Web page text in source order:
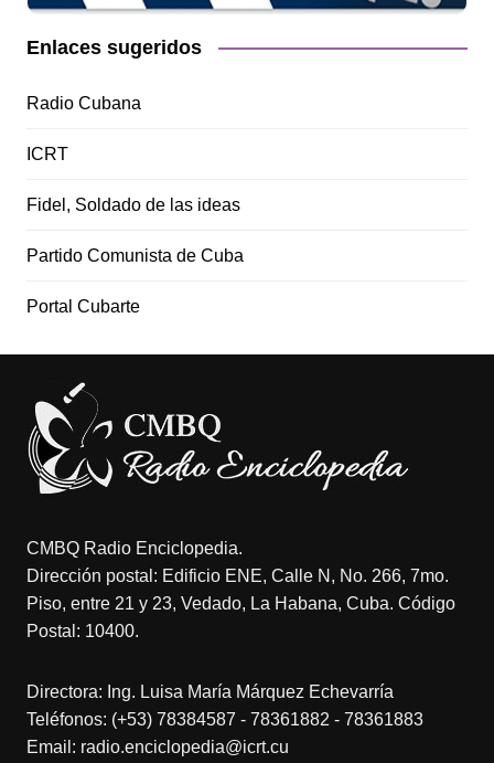
Enlaces sugeridos
Radio Cubana
ICRT
Fidel, Soldado de las ideas
Partido Comunista de Cuba
Portal Cubarte
CMBQ Radio Enciclopedia.
Dirección postal: Edificio ENE, Calle N, No. 266, 7mo.
Piso, entre 21 y 23, Vedado, La Habana, Cuba. Código
Postal: 10400.
Directora: Ing. Luisa María Márquez Echevarría
Teléfonos: (+53) 78384587 - 78361882 - 78361883
Email: radio.enciclopedia@icrt.cu